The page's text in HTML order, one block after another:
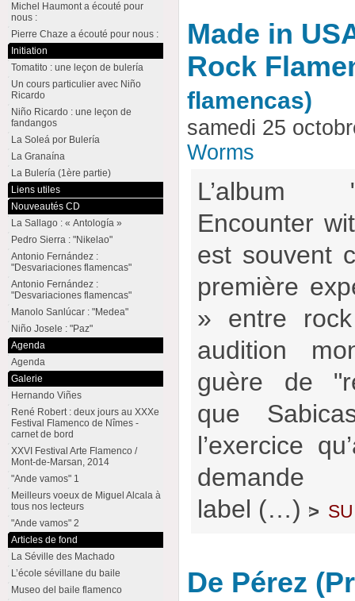
Made in
Rock
flamencas)
samedi 25
Worms
L’album
Encounter
est souvent
première
» entre
audition
guère de
que
l’exercice
label (…) >
De Pérez
Michel Haumont a écouté pour
nous :
Pierre Chaze a écouté pour nous :
Initiation
Tomatito : une leçon de bulería
Un cours particulier avec Niño
Ricardo
Niño Ricardo : une leçon de
fandangos
La Soleá por Bulería
La Granaína
La Bulería (1ère partie)
Liens utiles
Nouveautés CD
La Sallago : « Antología »
Pedro Sierra : "Nikelao"
Antonio Fernández :
"Desvariaciones flamencas"
Antonio Fernández :
"Desvariaciones flamencas"
Manolo Sanlúcar : "Medea"
Niño Josele : "Paz"
Agenda
Agenda
Galerie
Hernando Viñes
René Robert : deux jours au XXXe
Festival Flamenco de Nîmes -
carnet de bord
XXVI Festival Arte Flamenco /
Mont-de-Marsan, 2014
"Ande vamos" 1
Meilleurs voeux de Miguel Alcala à
tous nos lecteurs
"Ande vamos" 2
Articles de fond
La Séville des Machado
L’école sévillane du baile
Museo del baile flamenco